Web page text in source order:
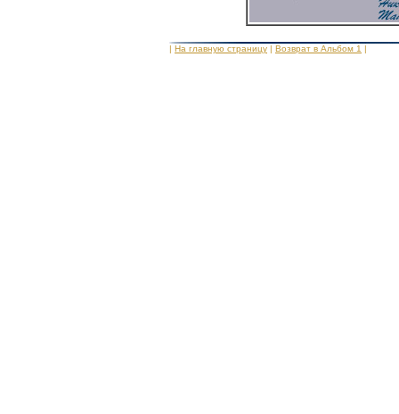
| На главную страницу | Возврат в Альбом 1 |